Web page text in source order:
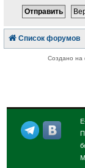
Список форумов
Создано на